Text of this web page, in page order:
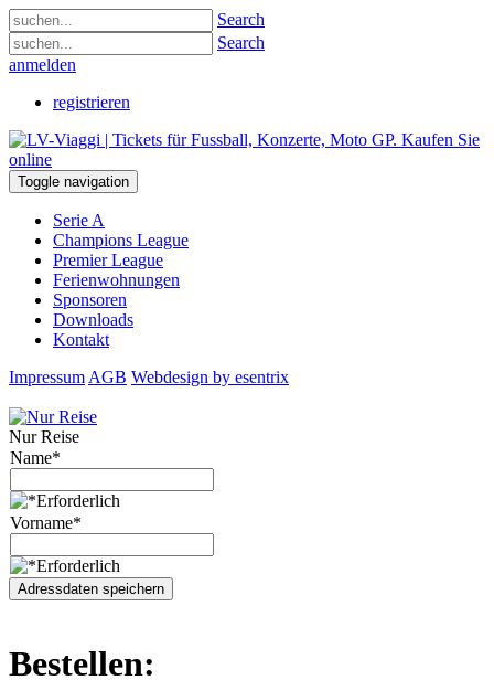
Search
Search
anmelden
registrieren
Toggle navigation
Serie A
Champions League
Premier League
Ferienwohnungen
Sponsoren
Downloads
Kontakt
Impressum AGB Webdesign by esentrix
Nur Reise
Name*
Vorname*
Adressdaten speichern
Bestellen: